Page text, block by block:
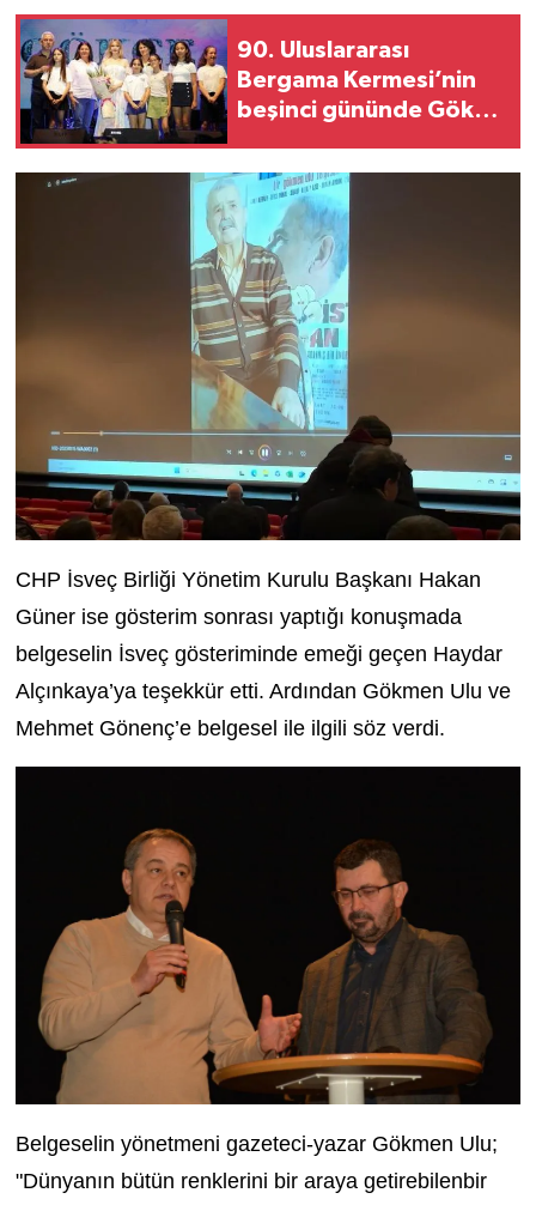
90. Uluslararası
Bergama Kermesi’nin
beşinci gününde Gökçe
CHP İsveç Birliği Yönetim Kurulu Başkanı Hakan
Güner ise gösterim sonrası yaptığı konuşmada
belgeselin İsveç gösteriminde emeği geçen Haydar
Alçınkaya’ya teşekkür etti. Ardından Gökmen Ulu ve
Mehmet Gönenç’e belgesel ile ilgili söz verdi.
Belgeselin yönetmeni gazeteci-yazar Gökmen Ulu;
"Dünyanın bütün renklerini bir araya getirebilenbir